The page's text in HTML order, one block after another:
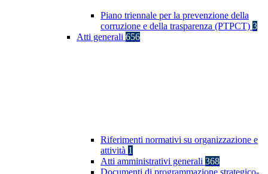
Piano triennale per la prevenzione della
corruzione e della trasparenza (PTPCT) 3
Atti generali 656
Riferimenti normativi su organizzazione e
attività 1
Atti amministrativi generali 368